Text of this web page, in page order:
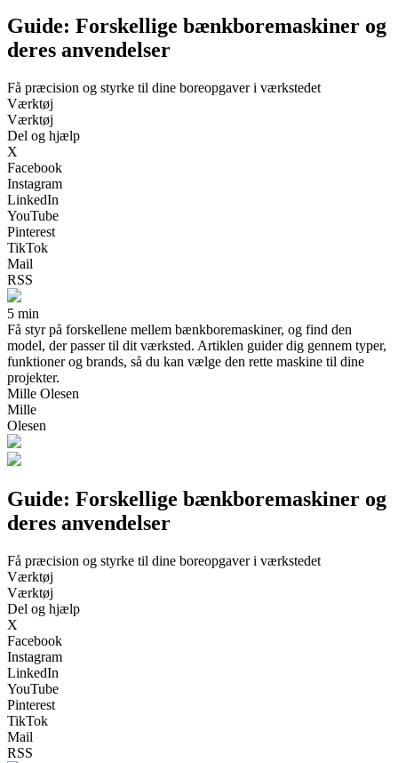
Guide: Forskellige bænkboremaskiner og
deres anvendelser
Få præcision og styrke til dine boreopgaver i værkstedet
Værktøj
Værktøj
Del og hjælp
X
Facebook
Instagram
LinkedIn
YouTube
Pinterest
TikTok
Mail
RSS
5 min
Få styr på forskellene mellem bænkboremaskiner, og find den
model, der passer til dit værksted. Artiklen guider dig gennem typer,
funktioner og brands, så du kan vælge den rette maskine til dine
projekter.
Mille Olesen
Mille
Olesen
Guide: Forskellige bænkboremaskiner og
deres anvendelser
Få præcision og styrke til dine boreopgaver i værkstedet
Værktøj
Værktøj
Del og hjælp
X
Facebook
Instagram
LinkedIn
YouTube
Pinterest
TikTok
Mail
RSS